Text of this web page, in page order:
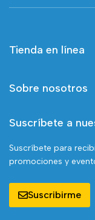
Tienda en línea
Sobre nosotros
Suscríbete a
Suscríbete para
promociones y
Suscribirme